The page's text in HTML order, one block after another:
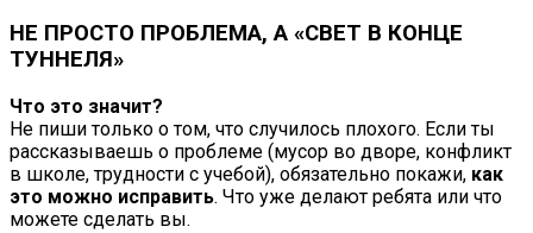
НЕ ПРОСТО ПРОБЛЕМА, А «СВЕТ В КОНЦЕ
ТУННЕЛЯ»
Что это значит?
Не пиши только о том, что случилось плохого. Если ты
рассказываешь о проблеме (мусор во дворе, конфликт
в школе, трудности с учебой), обязательно покажи, как
это можно исправить. Что уже делают ребята или что
можете сделать вы.